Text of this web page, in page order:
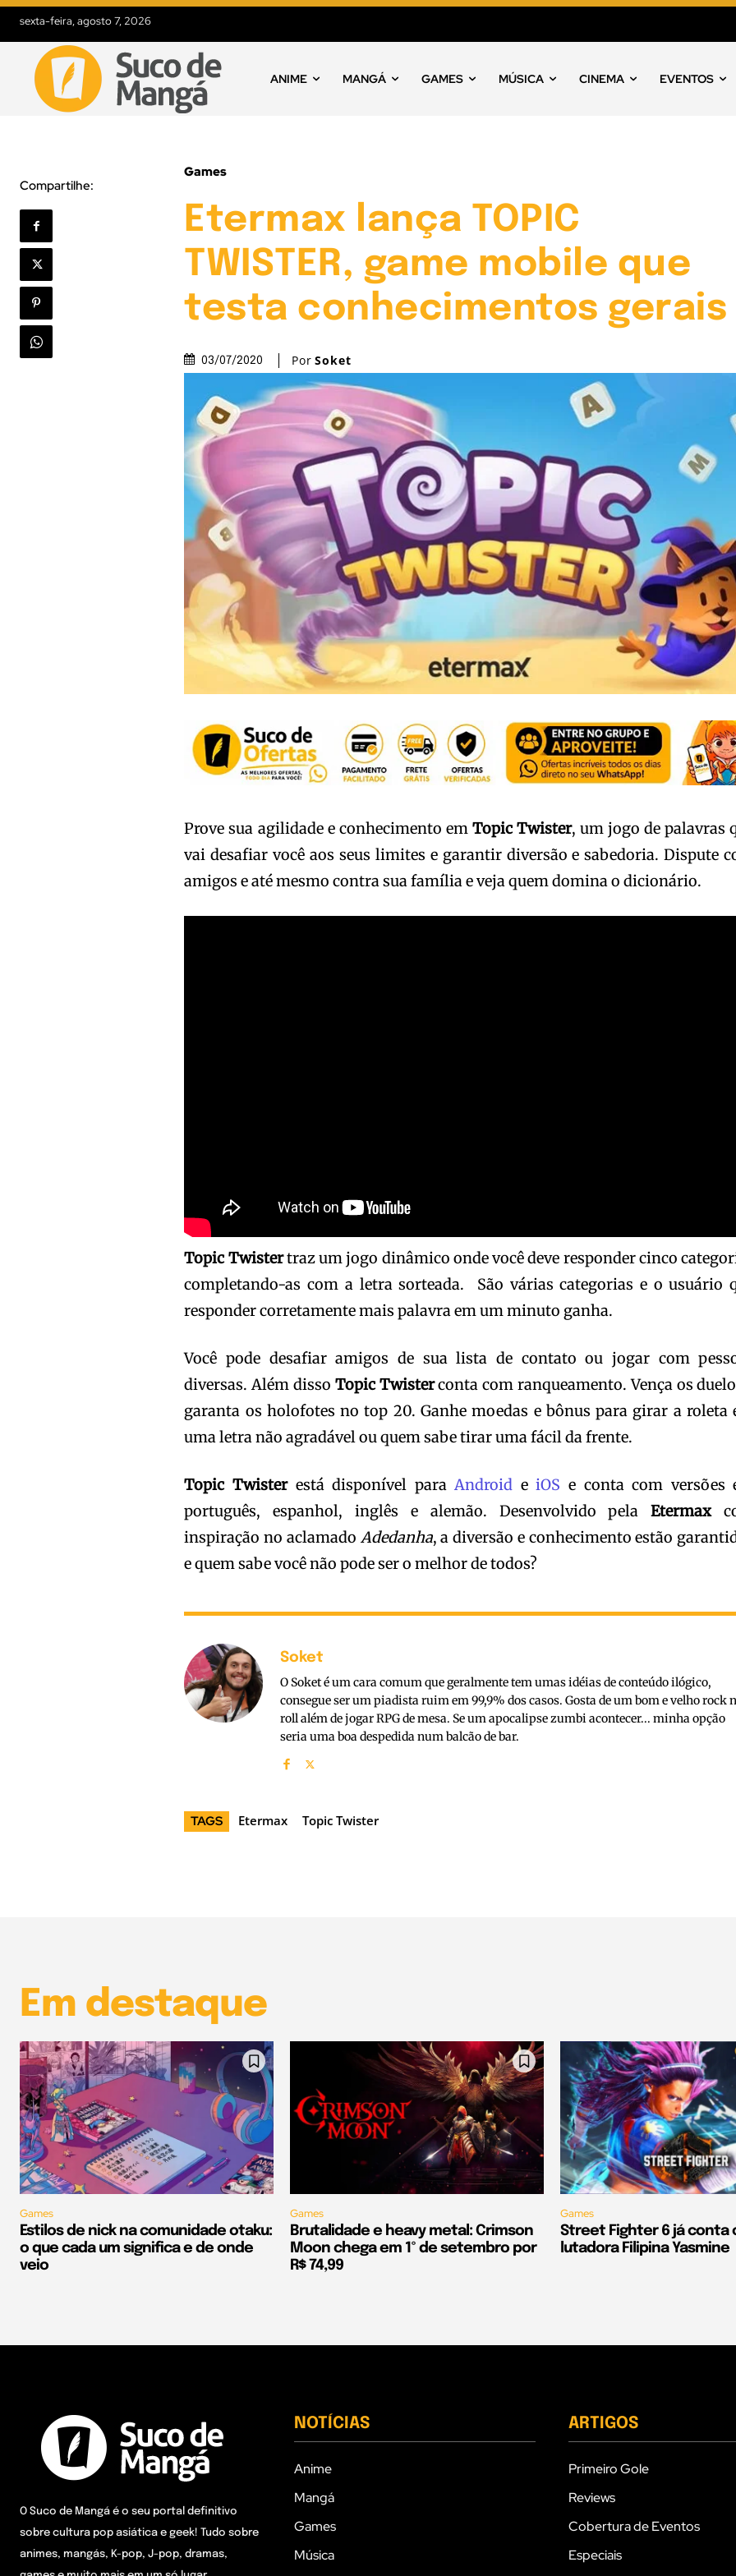
sexta-feira, agosto 7, 2026
ANIME MANGÁ GAMES MÚSICA CINEMA EVENTOS
Compartilhe:
Games
Etermax lança TOPIC
TWISTER, game mobile que
testa conhecimentos gerais
03/07/2020 Por Soket
Prove sua agilidade e conhecimento em Topic Twister, um jogo de palavras
vai desafiar você aos seus limites e garantir diversão e sabedoria. Dispute
amigos e até mesmo contra sua família e veja quem domina o dicionário.
Topic Twistertraz um jogo dinâmico onde você deve responder cinco
completando-as com a letra sorteada. São várias categorias e o usuário
responder corretamente mais palavra em um minuto ganha.
Você pode desafiar amigos de sua lista de contato ou jogar com
diversas. Além disso Topic Twisterconta com ranqueamento. Vença os
garanta os holofotes no top 20. Ganhe moedas e bônus para girar a roleta
uma letra não agradável ou quem sabe tirar uma fácil da frente.
Topic Twisterestá disponível paraAndroid eiOS e conta com versões
português, espanhol, inglês e alemão. Desenvolvido pelaEtermax
inspiração no aclamado Adedanha, a diversão e conhecimento estão
e quem sabe você não pode ser o melhor de todos?
Soket
O Soket é um cara comum que geralmente tem umas idéias de conteúdo ilógico,
consegue ser um piadista ruim em 99,9% dos casos. Gosta de um bom e velho rock
roll além de jogar RPG de mesa. Se um apocalipse zumbi acontecer... minha opção
seria uma boa despedida num balcão de bar.
TAGS Etermax Topic Twister
Em destaque
Games
Estilos de nick na comunidade otaku:
o que cada um significa e de onde
veio
Games
Brutalidade e heavy metal: Crimson
Moon chega em 1º de setembro por
R$ 74,99
Games
Street Fighter 6 já conta
lutadora Filipina Yasmine
O Suco de Mangá é o seu portal definitivo
sobre cultura pop asiática e geek! Tudo sobre
animes, mangás, K-pop, J-pop, dramas,
NOTÍCIAS
Anime
Mangá
Games
Música
ARTIGOS
Primeiro Gole
Reviews
Cobertura de Eventos
Especiais